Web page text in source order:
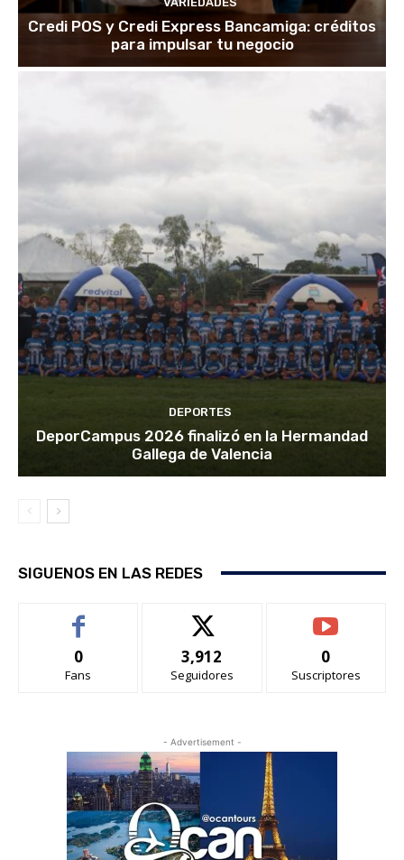
Credi POS y Credi Express Bancamiga: créditos
para impulsar tu negocio
DEPORTES
DeporCampus 2026 finalizó en la Hermandad
Gallega de Valencia
SIGUENOS EN LAS REDES
0
Fans
3,912
Seguidores
0
Suscriptores
- Advertisement -